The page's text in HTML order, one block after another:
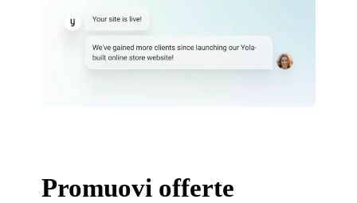
Promuovi offerte